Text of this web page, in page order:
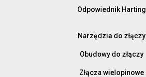
Odpowiednik Harting
Narzędzia do złączy
Obudowy do złączy
Złącza wielopinowe